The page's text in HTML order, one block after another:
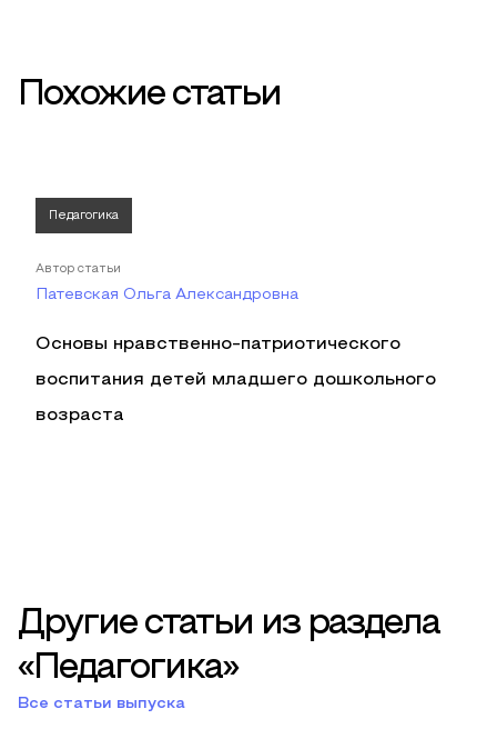
Похожие статьи
Педагогика
Автор статьи
Патевская Ольга Александровна
Основы нравственно-патриотического
воспитания детей младшего дошкольного
возраста
Другие статьи из раздела
«Педагогика»
Все статьи выпуска